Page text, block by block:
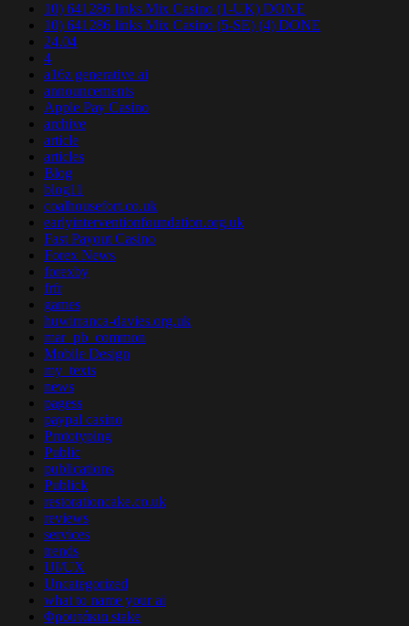
10) 641286 links Mix Casino (1-UK) DONE
10) 641286 links Mix Casino (5-SE) (4) DONE
24.04
4
a16z generative ai
announcements
Apple Pay Casino
archive
article
articles
Blog
blog11
coalhousefort.co.uk
earlyinterventionfoundation.org.uk
Fast Payout Casino
Forex News
forexby
frfr
games
huwirranca-davies.org.uk
mar_pb_common
Mobile Design
my_texts
news
pagess
paypal casino
Prototyping
Public
publications
Publick
restorationcake.co.uk
reviews
services
trends
UI/UX
Uncategorized
what to name your ai
Φρουτάκια stake